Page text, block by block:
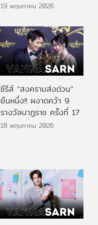
19 พฤษภาคม 2026
ซีรีส์ “สงครามส่งด่วน”
ยืนหนึ่ง!! ผงาดคว้า 9
รางวัลนาฏราช ครั้งที่ 17
18 พฤษภาคม 2026